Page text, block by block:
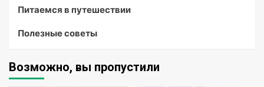
Питаемся в путешествии
Полезные советы
Возможно, вы пропустили